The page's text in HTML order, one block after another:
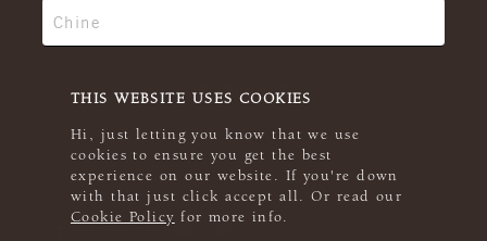
THIS WEBSITE USES COOKIES
Hi, just letting you know that we use
cookies to ensure you get the best
experience on our website. If you're down
with that just click accept all. Or read our
Cookie Policy for more info.